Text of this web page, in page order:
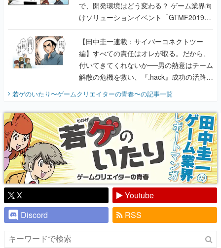
で、開発環境はどう変わる？ ゲーム業界向
けソリューションイベント「GTMF2019」
に行って、より理解を深めよう【PR】
【田中圭一連載：サイバーコネクトツー
編】すべての責任はオレが取る。だから、
付いてきてくれないか──男の熱意はチーム
解散の危機を救い、『.hack』成功の活路を
開く。業界の快男児・松山 洋に流れる血は
『少年ジャンプ』色だった【若ゲのいた
り】
若ゲのいたり〜ゲームクリエイターの青春〜の記事一覧
X
Youtube
Discord
RSS